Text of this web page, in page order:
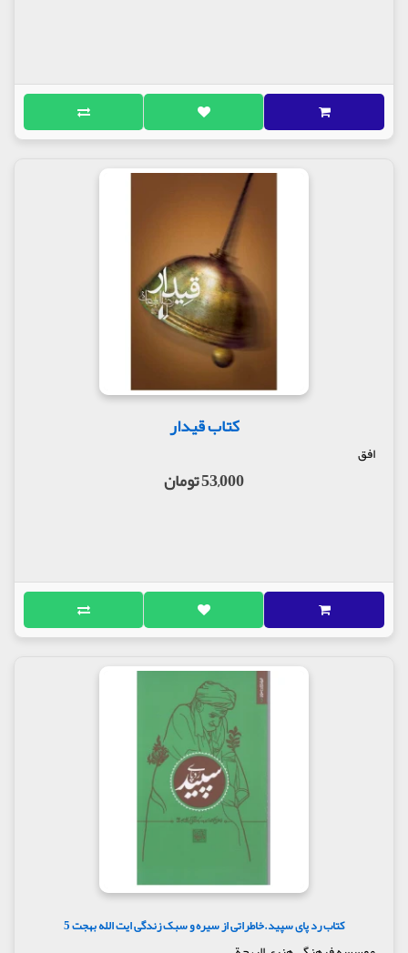
کتاب قیدار
افق
53,000 تومان
کتاب رد پای سپید.خاطراتی از سیره و سبک زندگی ایت الله بهجت 5